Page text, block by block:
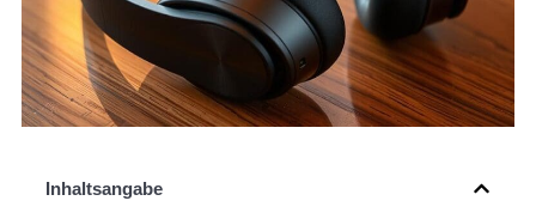
Inhaltsangabe